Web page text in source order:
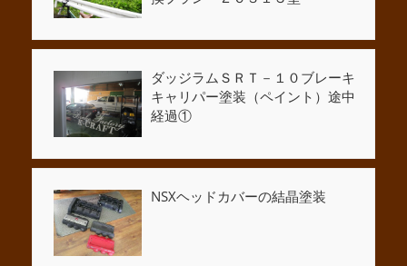
ダッジラムＳＲＴ－１０ブレーキ
キャリパー塗装（ペイント）途中
経過①
NSXヘッドカバーの結晶塗装